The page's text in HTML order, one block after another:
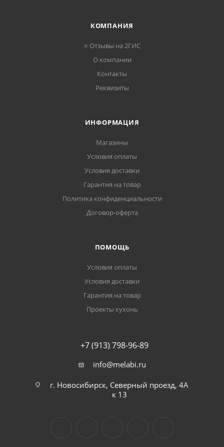
КОМПАНИЯ
⭐ Отзывы на 2ГИС
О компании
Контакты
Реквизиты
ИНФОРМАЦИЯ
Магазины
Условия оплаты
Условия доставки
Гарантия на товар
Политика конфиденциальности
Договор-оферта
ПОМОЩЬ
Условия оплаты
Условия доставки
Гарантия на товар
Проекты кухонь
+7 (913) 798-96-89
info@melabi.ru
г. Новосибирск, Северный проезд, 4А
к 13